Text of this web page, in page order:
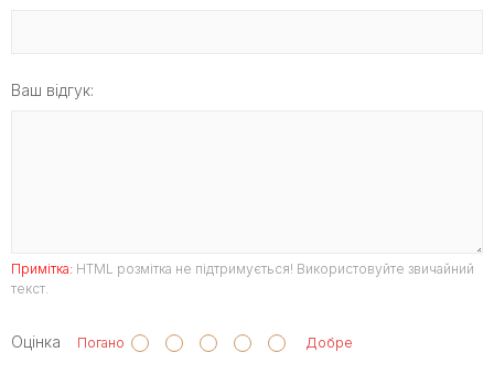
Ваш відгук:
Примітка: HTML розмітка не підтримується! Використовуйте звичайний
текст.
Оцінка Погано Добре